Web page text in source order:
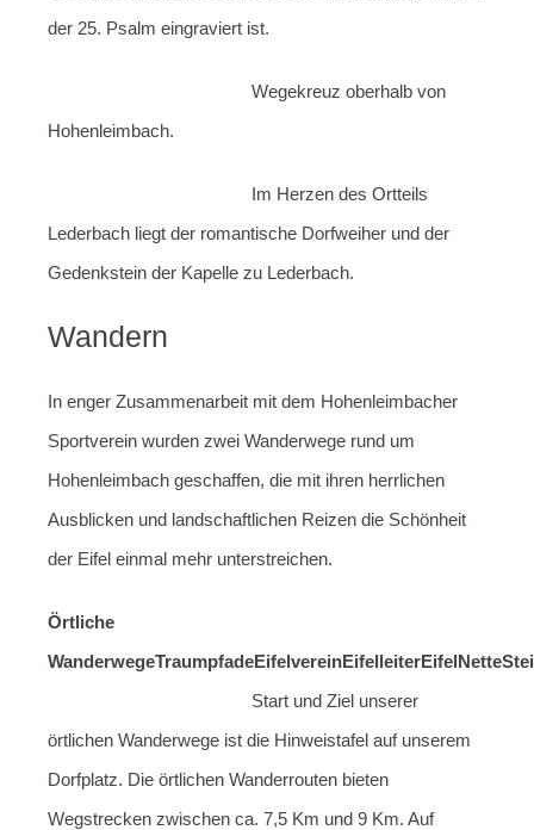
der 25. Psalm eingraviert ist.
Wegekreuz oberhalb von
Hohenleimbach.
Im Herzen des Ortteils
Lederbach liegt der romantische Dorfweiher und der
Gedenkstein der Kapelle zu Lederbach.
Wandern
In enger Zusammenarbeit mit dem Hohenleimbacher
Sportverein wurden zwei Wanderwege rund um
Hohenleimbach geschaffen, die mit ihren herrlichen
Ausblicken und landschaftlichen Reizen die Schönheit
der Eifel einmal mehr unterstreichen.
Örtliche
WanderwegeTraumpfadeEifelvereinEifelleiter
Start und Ziel unserer
örtlichen Wanderwege ist die Hinweistafel auf unserem
Dorfplatz. Die örtlichen Wanderrouten bieten
Wegstrecken zwischen ca. 7,5 Km und 9 Km. Auf